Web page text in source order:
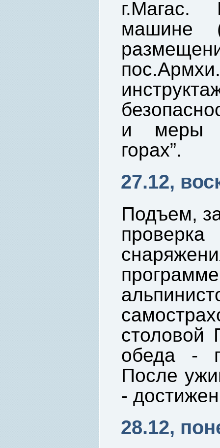
машине
и меры
горах”.
27.12,
Подъем,
столовой
обеда -
После
-
28.12,